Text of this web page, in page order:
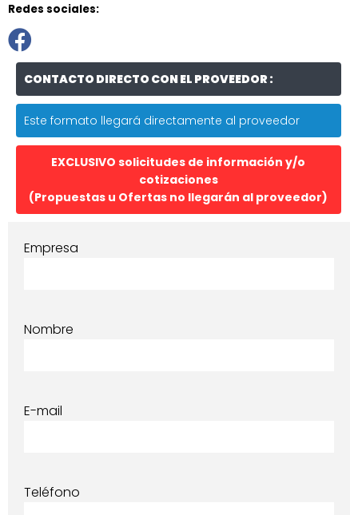
Redes sociales:
CONTACTO DIRECTO CON EL PROVEEDOR :
Este formato llegará directamente al proveedor
EXCLUSIVO solicitudes de información y/o
cotizaciones
(Propuestas u Ofertas no llegarán al proveedor)
Empresa
Nombre
E-mail
Teléfono